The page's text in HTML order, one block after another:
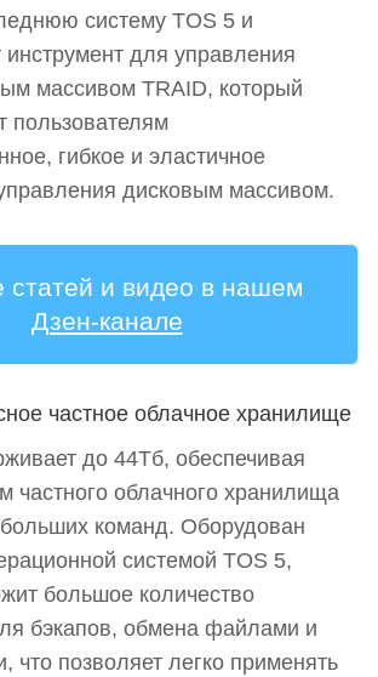
систему TOS 5 и
для управления
массивом TRAID, который
пользователям
гибкое и эластичное
дисковым массивом.
статей и видео в нашем
Дзен-канале
частное облачное хранилище
до 44Тб, обеспечивая
частного облачного хранилища
команд. Оборудован
системой TOS 5,
большое количество
бэкапов, обмена файлами и
что позволяет легко применять